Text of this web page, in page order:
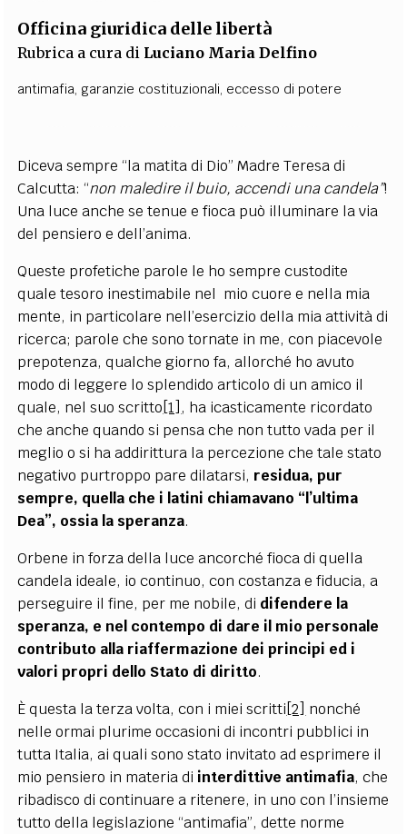
Officina giuridica delle libertà
Rubrica a cura di Luciano Maria Delfino
antimafia, garanzie costituzionali, eccesso di potere
Diceva sempre “la matita di Dio” Madre Teresa di
Calcutta: “non maledire il buio, accendi una candela”!
Una luce anche se tenue e fioca può illuminare la via
del pensiero e dell’anima.
Queste profetiche parole le ho sempre custodite
quale tesoro inestimabile nel mio cuore e nella mia
mente, in particolare nell’esercizio della mia attività di
ricerca; parole che sono tornate in me, con piacevole
prepotenza, qualche giorno fa, allorché ho avuto
modo di leggere lo splendido articolo di un amico il
quale, nel suo scritto[1] , ha icasticamente ricordato
che anche quando si pensa che non tutto vada per il
meglio o si ha addirittura la percezione che tale stato
negativo purtroppo pare dilatarsi, residua, pur
sempre, quella che i latini chiamavano “l’ultima
Dea”, ossia la speranza.
Orbene in forza della luce ancorché fioca di quella
candela ideale, io continuo, con costanza e fiducia, a
perseguire il fine, per me nobile, di difendere la
speranza, e nel contempo di dare il mio personale
contributo alla riaffermazione dei principi ed i
valori propri dello Stato di diritto.
È questa la terza volta, con i miei scritti[2] nonché
nelle ormai plurime occasioni di incontri pubblici in
tutta Italia, ai quali sono stato invitato ad esprimere il
mio pensiero in materia di interdittive antimafia, che
ribadisco di continuare a ritenere, in uno con l’insieme
tutto della legislazione “antimafia”, dette norme